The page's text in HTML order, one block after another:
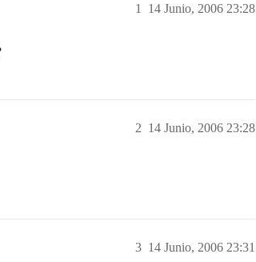
14 Junio, 2006 23:28
1
14 Junio, 2006 23:28
2
14 Junio, 2006 23:31
3